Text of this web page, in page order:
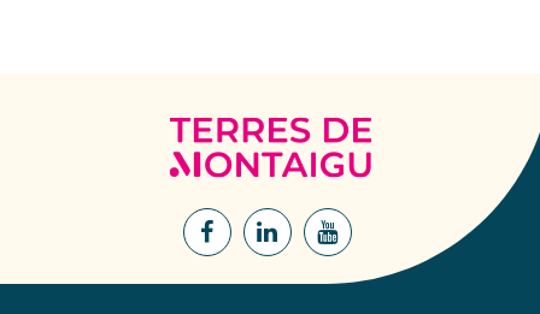
Terres
de
Montaigu
Lien
Lien
Lien